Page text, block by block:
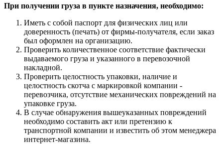
При получении груза в пункте назначения, необходимо:
Иметь с собой паспорт для физических лиц или
доверенность (печать) от фирмы-получателя, если заказ
был оформлен на организацию.
Проверить количественное соответствие фактически
выдаваемого груза и указанного в перевозочной
накладной.
Проверить целостность упаковки, наличие и
целостность скотча с маркировкой компании -
перевозчика, отсутствие механических повреждений на
упаковке груза.
В случае обнаружения вышеуказанных повреждений
необходимо составить акт или претензию к
транспортной компании и известить об этом менеджера
интернет-магазина.